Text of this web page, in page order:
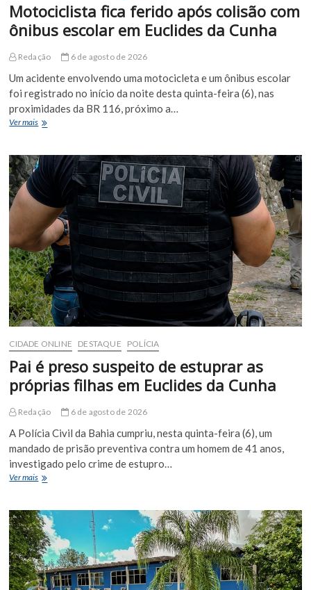
Motociclista fica ferido após colisão com
ônibus escolar em Euclides da Cunha
Redação 6 de agosto de 2026
Um acidente envolvendo uma motocicleta e um ônibus escolar
foi registrado no início da noite desta quinta-feira (6), nas
proximidades da BR 116, próximo a…
Ver maisMotociclista
após
colisão
com
ônibus
escolar
em
Euclides
da
Cunha
CIDADE ONLINE DESTAQUE POLÍCIA
Pai é preso suspeito de estuprar as
próprias filhas em Euclides da Cunha
Redação 6 de agosto de 2026
A Polícia Civil da Bahia cumpriu, nesta quinta-feira (6), um
mandado de prisão preventiva contra um homem de 41 anos,
investigado pelo crime de estupro…
Ver maisPai
suspeito
de
estuprar
as
próprias
filhas